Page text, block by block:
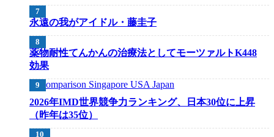
永遠の我がアイドル・藤圭子
薬物耐性てんかんの治療法としてモーツァルトK448
効果
2026年IMD世界競争力ランキング、日本30位に上昇
（昨年は35位）